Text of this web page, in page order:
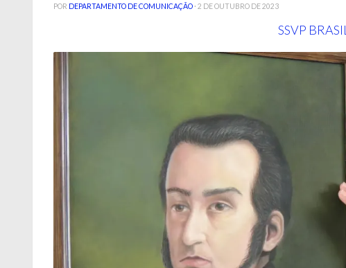
POR DEPARTAMENTO DE COMUNICAÇÃO · 2 DE OUTUBRO DE 2023
SSVP BRASIL